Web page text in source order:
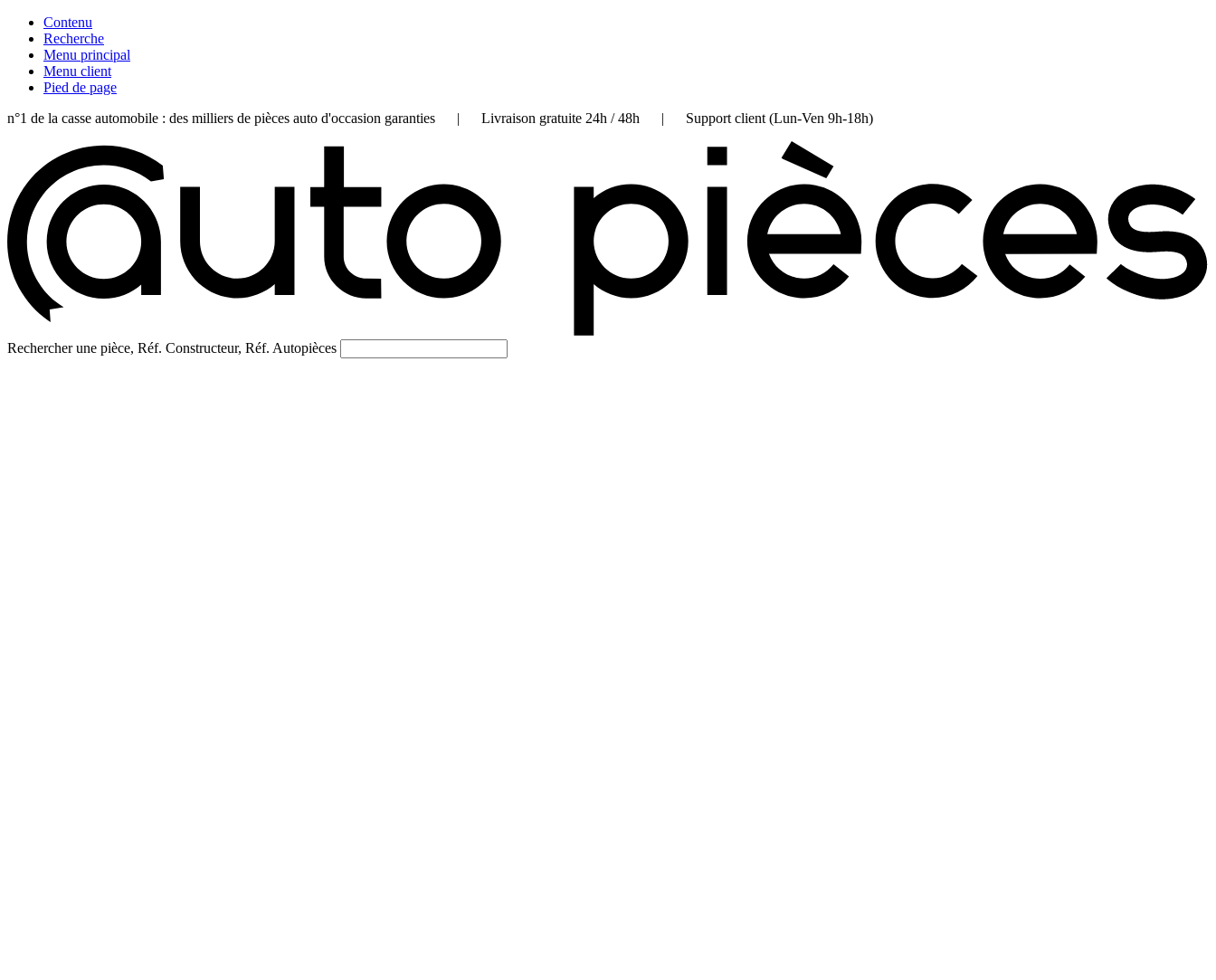
Contenu
Recherche
Menu principal
Menu client
Pied de page
n°1 de la casse automobile : des milliers de pièces auto d'occasion garanties | Livraison gratuite 24h / 48h | Support client (Lun-Ven 9h-18h)
Rechercher une pièce, Réf. Constructeur, Réf. Autopièces